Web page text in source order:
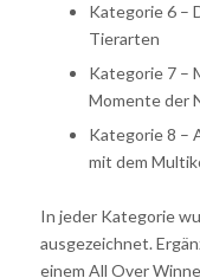
Kategorie 6 –
Tierarten
Kategorie 7 –
Momente der
Kategorie 8 –
mit dem
In jeder Kategorie
ausgezeichnet.
einem All Over